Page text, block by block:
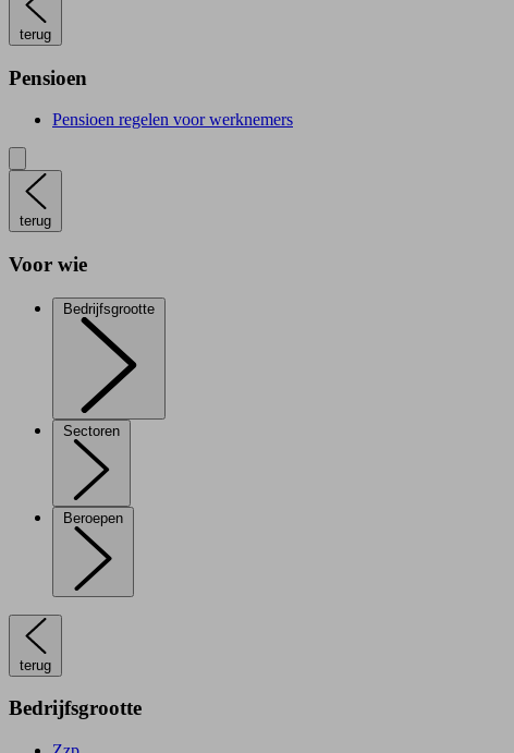
terug
Pensioen
Pensioen regelen voor werknemers
terug
Voor wie
Bedrijfsgrootte
Sectoren
Beroepen
terug
Bedrijfsgrootte